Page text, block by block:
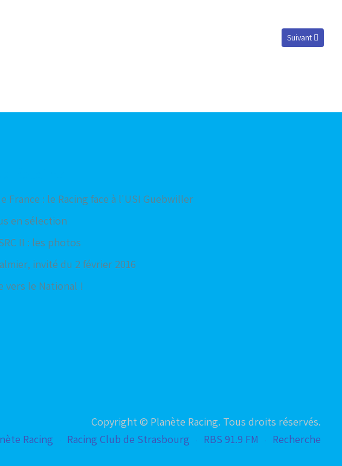
Article suivant
Suivant
France : le Racing face à l'USI Guebwiller
en sélection
II : les photos
invité du 2 février 2016
vers le National !
Copyright © Planète Racing. Tous droits réservés.
Racing Racing Club de Strasbourg RBS 91.9 FM Recherche